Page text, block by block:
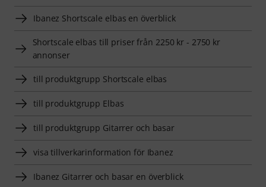
Ibanez Shortscale elbas en överblick
Shortscale elbas till priser från 2250 kr - 2750 kr
annonser
till produktgrupp Shortscale elbas
till produktgrupp Elbas
till produktgrupp Gitarrer och basar
visa tillverkarinformation för Ibanez
Ibanez Gitarrer och basar en överblick